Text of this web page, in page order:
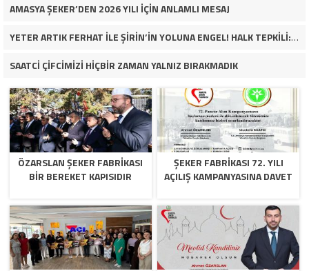
AMASYA ŞEKER’DEN 2026 YILI İÇİN ANLAMLI MESAJ
YETER ARTIK FERHAT İLE ŞİRİN’İN YOLUNA ENGEL! HALK TEPKİLİ: “YOLU KAPATMAK ÇÖZÜM DEĞİL, GÖREVİNİ YAP!”
SAATCİ ÇİFCİMİZİ HİÇBİR ZAMAN YALNIZ BIRAKMADIK
ÖZARSLAN ŞEKER FABRİKASI
BİR BEREKET KAPISIDIR
ŞEKER FABRİKASI 72. YILI
AÇILIŞ KAMPANYASINA DAVET